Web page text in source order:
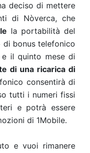
deciso di mettere
di Nòverca, che
la portabilità del
di bonus telefonico
il quinto mese di
di una ricarica di
consentirà di
tutti i numeri fissi
e potrà essere
di 1Mobile.
e vuoi rimanere